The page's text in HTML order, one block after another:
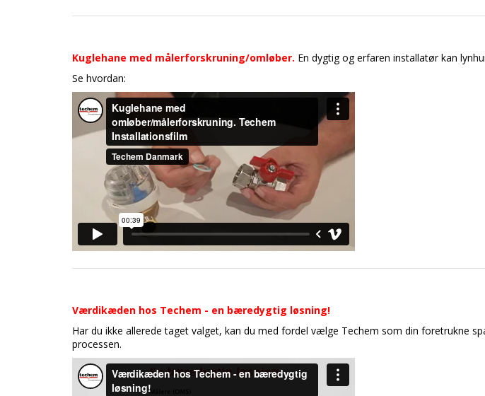
Kuglehane med målerforskruning/omløber. En dygtig og erfaren installatør kan
Se hvordan:
Værdikæden hos Techem - en bæredygtig løsning!
Har du ikke allerede taget valget, kan du med fordel vælge Techem som din foretrukne
processen.